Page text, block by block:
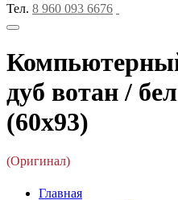
Тел. 8 960 093 6676
дуб вотан /
(60x93)
(Оригинал)
Главная